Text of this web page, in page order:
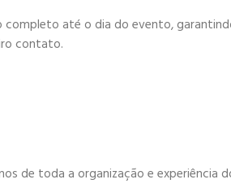
até o dia do evento,
contato.
de toda a organização e experiência